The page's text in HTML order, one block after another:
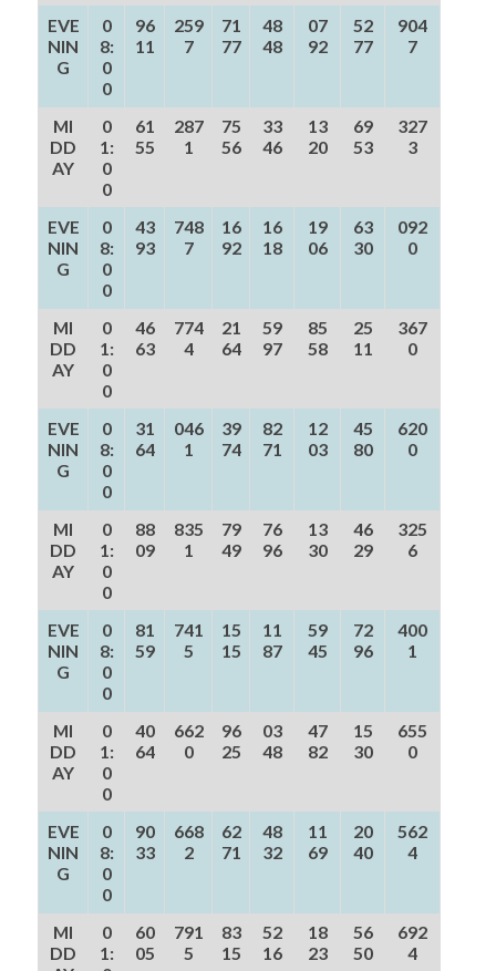
EVE
NIN
G
0
8:
0
0
96
11
259
7
71
77
48
48
07
92
52
77
904
7
MI
DD
AY
0
1:
0
0
61
55
287
1
75
56
33
46
13
20
69
53
327
3
EVE
NIN
G
0
8:
0
0
43
93
748
7
16
92
16
18
19
06
63
30
092
0
MI
DD
AY
0
1:
0
0
46
63
774
4
21
64
59
97
85
58
25
11
367
0
EVE
NIN
G
0
8:
0
0
31
64
046
1
39
74
82
71
12
03
45
80
620
0
MI
DD
AY
0
1:
0
0
88
09
835
1
79
49
76
96
13
30
46
29
325
6
EVE
NIN
G
0
8:
0
0
81
59
741
5
15
15
11
87
59
45
72
96
400
1
MI
DD
AY
0
1:
0
0
40
64
662
0
96
25
03
48
47
82
15
30
655
0
EVE
NIN
G
0
8:
0
0
90
33
668
2
62
71
48
32
11
69
20
40
562
4
MI
DD
0
1:
60
05
791
5
83
15
52
16
18
23
56
50
692
4